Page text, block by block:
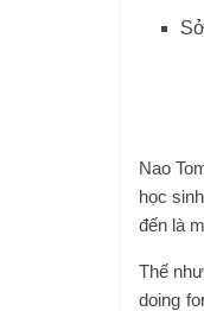
Nao
học
đến là
Thế
doing